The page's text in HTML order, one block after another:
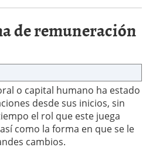
noviembre 20, 2025
laboral en México con
de remuneración
o capital humano ha estado
desde sus inicios, sin
el rol que este juega
como la forma en que se le
cambios.